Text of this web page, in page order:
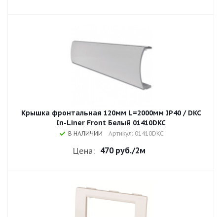
Крышка фронтальная 120мм L=2000мм IP40 / DKC
In-Liner Front Белый 01410DKC
В НАЛИЧИИ Артикул: 01410DKC
Цена: 470 руб./2м